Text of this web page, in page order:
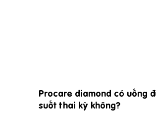
Procare diamond có uống
suốt thai kỳ không?